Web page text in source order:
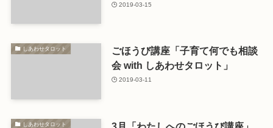
2019-03-15
しあわせタロット
ごほうび講座「子育て何でも相談
会 with しあわせタロット」
2019-03-11
しあわせタロット